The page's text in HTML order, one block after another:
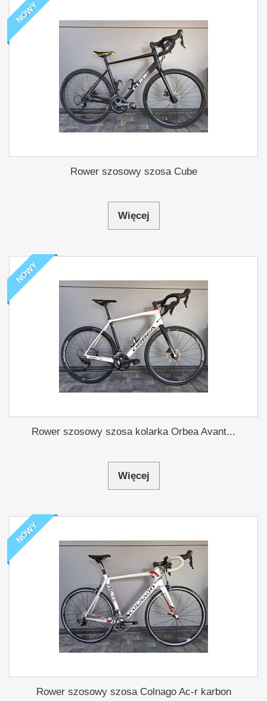
NOWY
Rower szosowy szosa Cube
Więcej
NOWY
Rower szosowy szosa kolarka Orbea Avant...
Więcej
NOWY
Rower szosowy szosa Colnago Ac-r karbon